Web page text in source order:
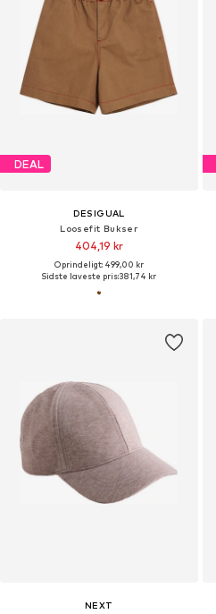
DEAL
DESIGUAL
Loosefit Bukser
404,19 kr
Oprindeligt: 499,00 kr
Sidste laveste pris:381,74 kr
NEXT